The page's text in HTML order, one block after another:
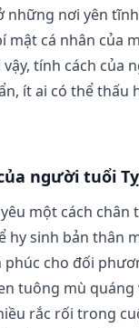
những nơi yên
mật cá nhân của
tính cách của
ít ai có thể thấu
người tuổi
yêu một cách chân
hy sinh bản thân
phúc cho đối
tuông mù quáng
rắc rối trong